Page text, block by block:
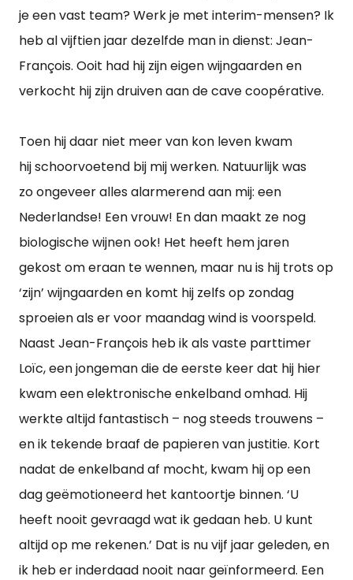
je een vast team? Werk je met interim-mensen? Ik
heb al vijftien jaar dezelfde man in dienst: Jean-
François. Ooit had hij zijn eigen wijngaarden en
verkocht hij zijn druiven aan de cave coopérative.
Toen hij daar niet meer van kon leven kwam
hij schoorvoetend bij mij werken. Natuurlijk was
zo ongeveer alles alarmerend aan mij: een
Nederlandse! Een vrouw! En dan maakt ze nog
biologische wijnen ook! Het heeft hem jaren
gekost om eraan te wennen, maar nu is hij trots op
‘zijn’ wijngaarden en komt hij zelfs op zondag
sproeien als er voor maandag wind is voorspeld.
Naast Jean-François heb ik als vaste parttimer
Loïc, een jongeman die de eerste keer dat hij hier
kwam een elektronische enkelband omhad. Hij
werkte altijd fantastisch – nog steeds trouwens –
en ik tekende braaf de papieren van justitie. Kort
nadat de enkelband af mocht, kwam hij op een
dag geëmotioneerd het kantoortje binnen. ‘U
heeft nooit gevraagd wat ik gedaan heb. U kunt
altijd op me rekenen.’ Dat is nu vijf jaar geleden, en
ik heb er inderdaad nooit naar geïnformeerd. Een